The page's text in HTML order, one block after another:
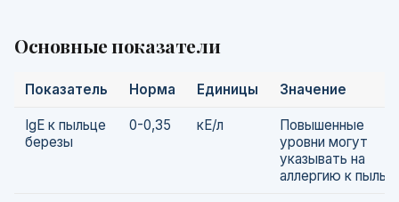
Основные показатели
Показатель Норма Единицы Значение
IgE к пыльце
березы
0-0,35 кЕ/л
Повышенные
уровни могут
указывать на
аллергию к